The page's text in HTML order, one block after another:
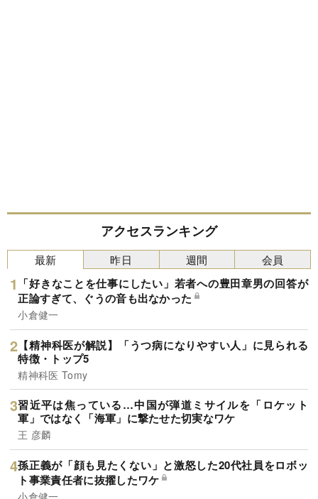
アクセスランキング
最新
「好きなことを仕事にしたい」若者への豊田章男の回答が
正論すぎて、ぐうの音も出なかった
小倉健一
【精神科医が解説】「うつ病になりやすい人」に見られる
特徴・トップ5
精神科医 Tomy
習近平は焦っている…中国が弾道ミサイルを「ロケット
軍」ではなく「海軍」に撃たせた切実なワケ
王 彦麟
孫正義が「顔も見たくない」と激怒した20代社員をロボッ
ト事業責任者に抜擢したワケ
小倉健一
昨日 週間 会員